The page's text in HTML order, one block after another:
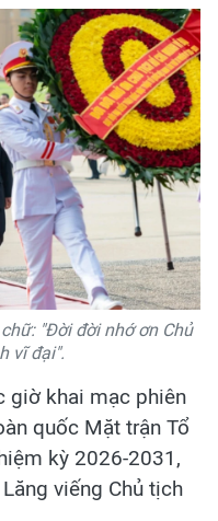
"Đời đời nhớ ơn Chủ
vĩ đại".
giờ khai mạc phiên
quốc Mặt trận Tổ
kỳ 2026-2031,
viếng Chủ tịch